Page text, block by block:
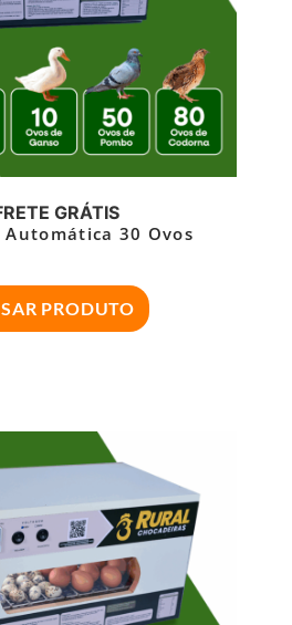
GRÁTIS
Automática 30 Ovos
PRODUTO